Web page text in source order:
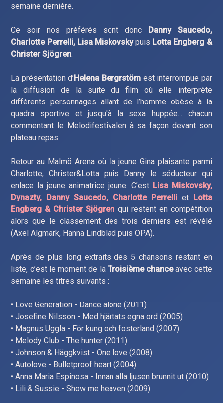
semaine dernière.
Ce soir nos préférés sont donc
Danny Saucedo,
Charlotte Perrelli, Lisa Miskovskypuis Lotta Engberg &
Christer Sjögren.
La présentation d’Helena Bergrstöm est interrompue par
la diffusion de la suite du film où elle interprète
différents personnages allant de l’homme obèse à la
quadra sportive et jusqu'à la sexa huppée... chacun
commentant le Melodifestivalen à sa façon devant son
plateau repas.
Retour au Malmö Arena où la jeune Gina plaisante parmi
Charlotte, Christer&Lotta puis Danny le séducteur qui
enlace la jeune animatrice jeune. C’est Lisa Miskovsky,
Dynazty, Danny Saucedo, Charlotte Perrelliet
Lotta
Engberg & Christer Sjögren qui restent en compétition
alors que le classement des trois derniers est révélé
(Axel Algmark, Hanna Lindblad puis OPA).
Après de plus long extraits des 5 chansons restant en
liste, c’est le moment de la Troisième chanceavec cette
semaine les titres suivants :
• Love Generation - Dance alone (2011)
• Josefine Nilsson - Med hjärtats egna ord (2005)
• Magnus Uggla - För kung och fosterland (2007)
• Melody Club - The hunter (2011)
• Johnson & Häggkvist - One love (2008)
• Autolove - Bulletproof heart (2004)
• Anna Maria Espinosa - Innan alla ljusen brunnit ut (2010)
• Lili & Sussie - Show me heaven (2009)